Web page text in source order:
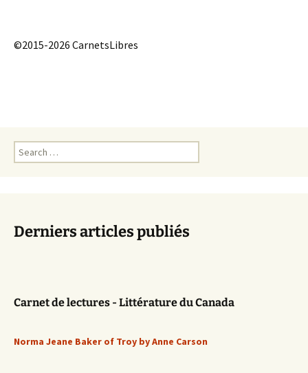
©2015-2026 CarnetsLibres
Search
for:
Derniers articles publiés
Carnet de lectures - Littérature du Canada
Norma Jeane Baker of Troy by Anne Carson